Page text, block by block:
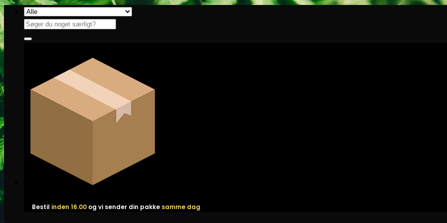
Fortsæt
indhold
Søg
efter:
Bestil inden 16.00 og vi sender din pakke samme dag